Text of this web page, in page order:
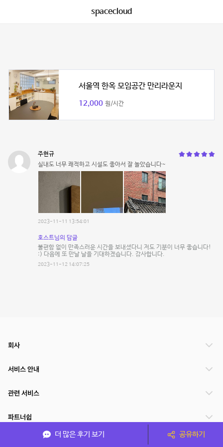
spacecloud
서울역 한옥 모임공간 만리라운지
12,000 원/시간
주현규
실내도 너무 쾌적하고 시설도 좋아서 잘 놀았습니다~
2023-11-11 13:54:01
호스트님의 답글
불편함 없이 만족스러운 시간을 보내셨다니 저도 기분이 너무 좋습니다!
:) 다음에 또 만날 날을 기대하겠습니다. 감사합니다.
2023-11-12 14:07:25
더 많은 후기 보기 공유하기
회사
서비스 안내
관련 서비스
파트너쉽
서비스 제공 국가